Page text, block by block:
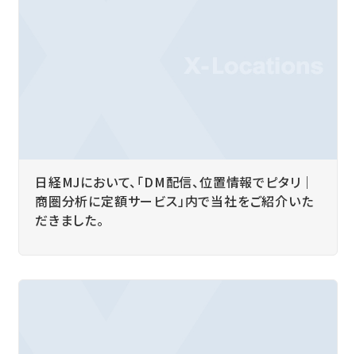
日経MJにおいて、「DM配信、位置情報でピタリ｜
商圏分析に定額サービス」内で当社をご紹介いた
だきました。